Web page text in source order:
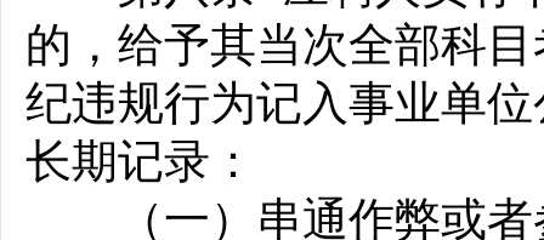
的，给予其当次全部科
纪违规行为记入事业单
长期记录：
（一）串通作弊或者